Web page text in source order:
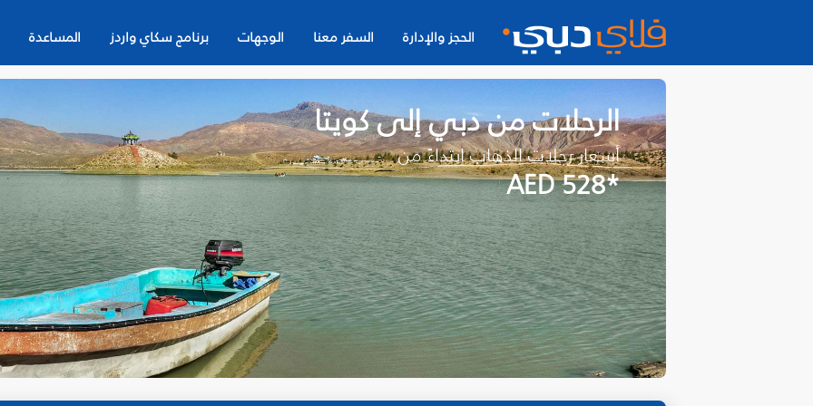
الحجز والإدارة السفر معنا الوجهات برنامج سكاي واردز المساعدة
الرحلات من دبي إلى كويتا
أسعار رحلات الذهاب ابتداءً من
*AED 528